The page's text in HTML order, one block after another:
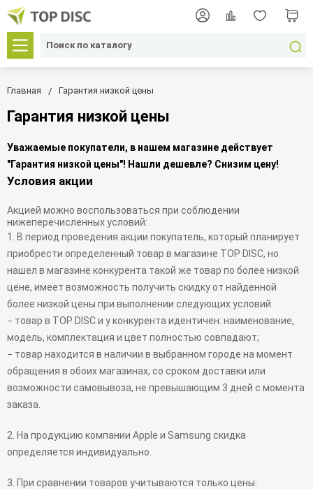
Главная Гарантия низкой цены
Гарантия низкой цены
Уважаемые покупатели, в нашем магазине действует
"Гарантия низкой цены"! Нашли дешевле? Снизим цену!
Условия акции
Акцией можно воспользоваться при соблюдении
нижеперечисленных условий:
1. В период проведения акции покупатель, который планирует
приобрести определенный товар в магазине TOP DISC, но
нашел в магазине конкурента такой же товар по более низкой
цене, имеет возможность получить скидку от найденной
более низкой цены при выполнении следующих условий:
− товар в TOP DISC и у конкурента идентичен: наименование,
модель, комплектация и цвет полностью совпадают;
− товар находится в наличии в выбранном городе на момент
обращения в обоих магазинах, со сроком доставки или
возможности самовывоза, не превышающим 3 дней с момента
заказа.
2. На продукцию компании Apple и Samsung скидка
определяется индивидуально.
3. При сравнении товаров учитываются только цены: